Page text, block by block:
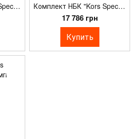
Комплект НБК "Kors Special" 3 дюйма кламп с непрерывным парогенератором Комплект НБК "Kors Special" 2 дюйми кламп (каркас)
17 786 грн
Купить